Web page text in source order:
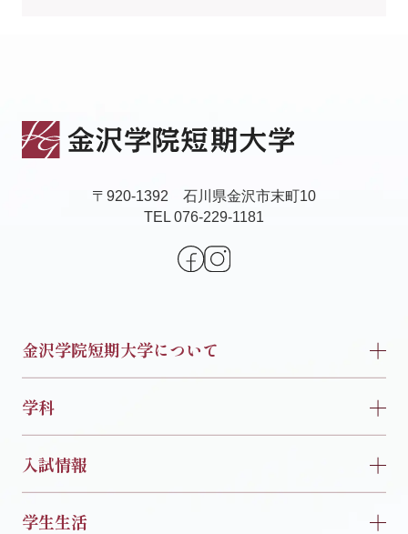
〒920-1392 石川県金沢市末町10
TEL 076-229-1181
金沢学院短期大学について
学科
入試情報
学生生活